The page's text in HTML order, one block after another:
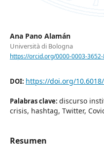
Ana Pano Alamán
Università di Bologna
https://orcid.org/0000-0003-
DOI: https://doi.org/
Palabras clave: discurso
crisis, hashtag, Twitter,
Resumen